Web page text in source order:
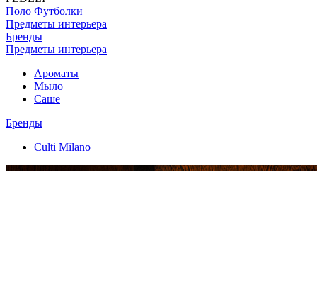
Поло Футболки
Предметы интерьера
Бренды
Предметы интерьера
Ароматы
Мыло
Саше
Бренды
Culti Milano